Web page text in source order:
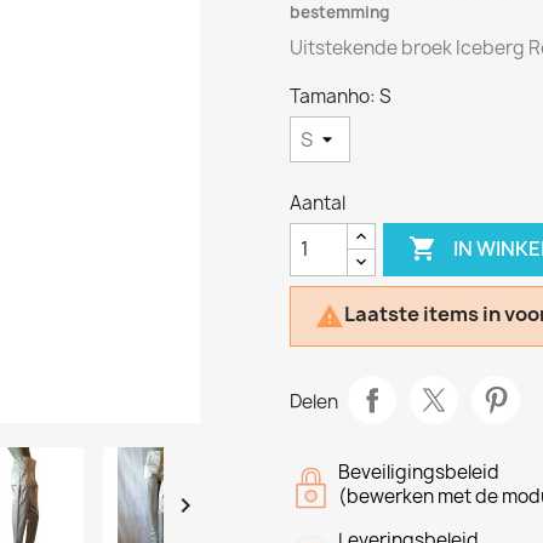

bestemming
Uitstekende broek Iceberg
Tamanho: S
Aantal
 IN
Laatste items in
Delen
Beveiligingsbeleid
(bewerken met de